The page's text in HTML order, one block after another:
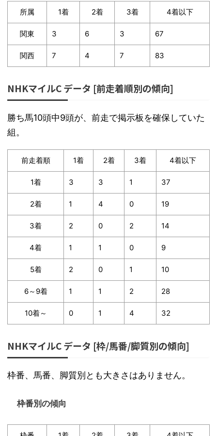
所属 1着 2着 3着 4着以下
関東 3 6 3 67
関西 7 4 7 83
NHKマイルC データ [前走着順別の傾向]
勝ち馬10頭中9頭が、前走で掲示板を確保していた
組。
前走着順 1着 2着 3着 4着以下
1着 3 3 1 37
2着 1 4 0 19
3着 2 0 2 14
4着 1 1 0 9
5着 2 0 1 10
6～9着 1 1 2 28
10着～ 0 1 4 32
NHKマイルC データ [枠/馬番/脚質別の傾向]
枠番、馬番、脚質別とも大きさはありません。
枠番別の傾向